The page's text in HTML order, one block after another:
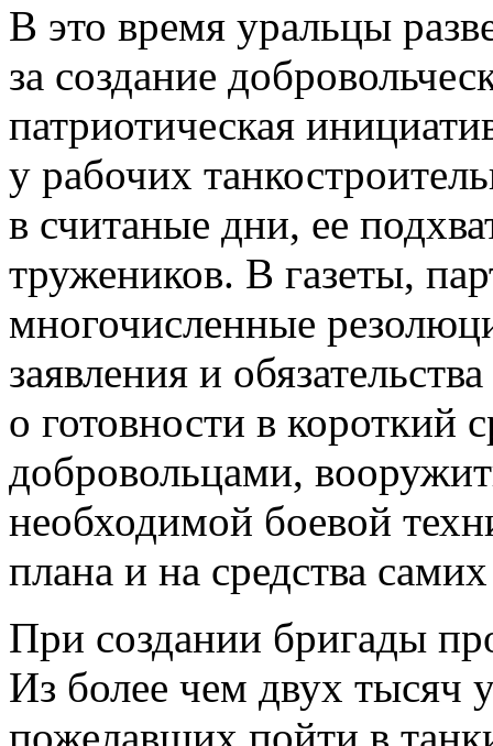
В это время уральцы
за создание
патриотическая
у рабочих
в считаные дни, ее
тружеников. В газеты,
многочисленные
заявления и
о готовности в короткий
добровольцами,
необходимой боевой
плана и на средства
При создании бригады
Из более чем двух тысяч
пожелавших пойти в